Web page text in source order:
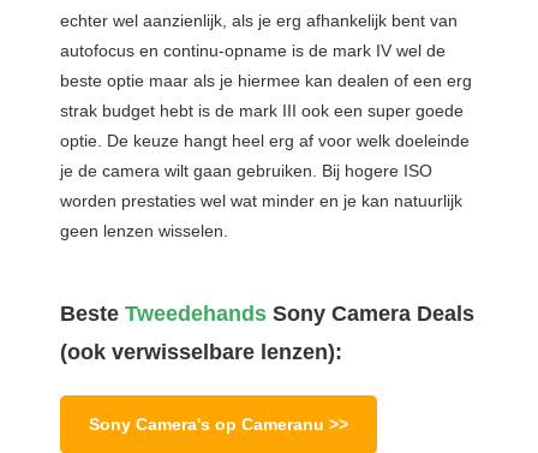
echter wel aanzienlijk, als je erg afhankelijk bent van
autofocus en continu-opname is de mark IV wel de
beste optie maar als je hiermee kan dealen of een erg
strak budget hebt is de mark III ook een super goede
optie. De keuze hangt heel erg af voor welk doeleinde
je de camera wilt gaan gebruiken. Bij hogere ISO
worden prestaties wel wat minder en je kan natuurlijk
geen lenzen wisselen.
Beste Tweedehands Sony Camera Deals
(ook verwisselbare lenzen):
Sony Camera's op Cameranu >>